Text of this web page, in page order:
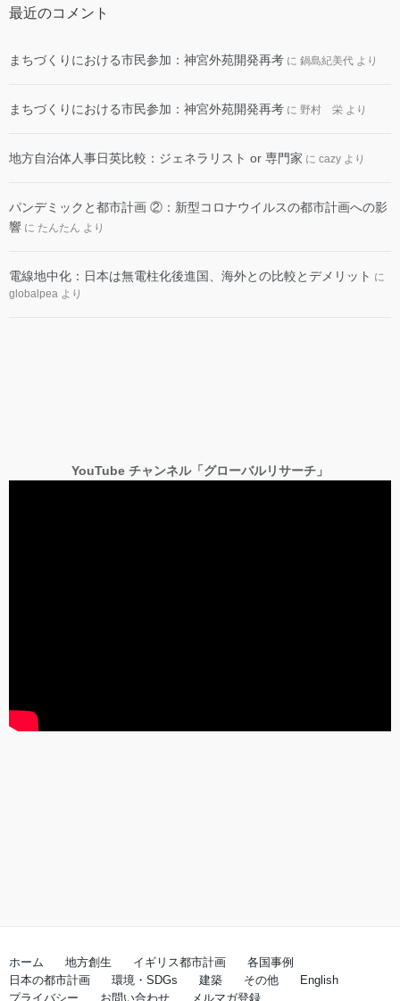
最近のコメント
まちづくりにおける市民参加：神宮外苑開発再考 に 鍋島紀美代 より
まちづくりにおける市民参加：神宮外苑開発再考 に 野村 栄 より
地方自治体人事日英比較：ジェネラリスト or 専門家 に cazy より
パンデミックと都市計画 ②：新型コロナウイルスの都市計画への影
響 に たんたん より
電線地中化：日本は無電柱化後進国、海外との比較とデメリット に
globalpea より
YouTube チャンネル「グローバルリサーチ」
ホーム 地方創生 イギリス都市計画
各国事例
日本の都市計画
環境・SDGs 建築 その他
English
プライバシー
お問い合わせ メルマガ登録